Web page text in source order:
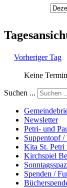
Vorheriger Tag
Keine
Suchen ...
Newsletter
Petri- und
Suppentopf /
Kita St. Petri
Kirchspiel
Spenden /